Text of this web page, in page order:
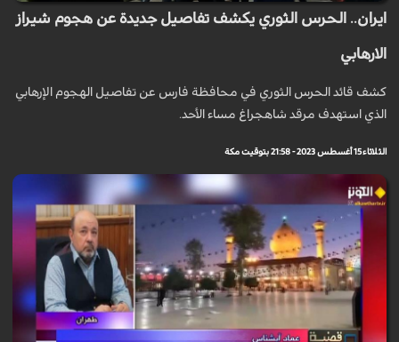
ايران.. الحرس الثوري يكشف تفاصيل جديدة عن هجوم شيراز
الارهابي
كشف قائد الحرس الثوري في محافظة فارس عن تفاصيل الهجوم الإرهابي
الذي استهدف مرقد شاهجراغ مساء الأحد.
الثلاثاء 15 أغسطس 2023 - 21:58 بتوقيت مكة